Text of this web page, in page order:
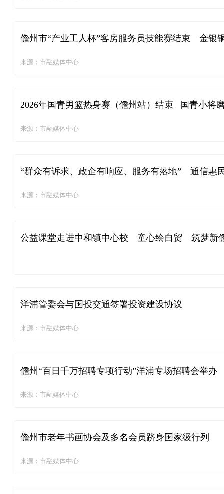
儋州市“产业工人杯”客房服务员技能赛结束 金银
来源：市融媒体中心
2026年国青男篮热身赛（儋州站）结束 国青小将
来源：市融媒体中心
“群众有诉求、政企有响应、服务有落地” 通信惠
来源：市融媒体中心
公益课堂走进中和镇中心校 童心绘自贸 筑梦新
洋浦管委会与国投交通签署投资建设协议
来源：市融媒体中心
儋州“百日千万招聘专项行动”洋浦专场招聘会举办
来源：市融媒体中心
儋州市老年书画协会及多名会员跻身国家级行列
来源：市融媒体中心